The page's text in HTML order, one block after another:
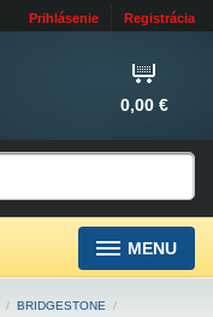
Prihlásenie Registrácia
0,00 €
MENU
/ BRIDGESTONE
/